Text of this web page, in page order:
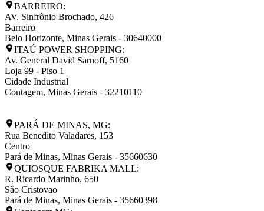
BARREIRO:
AV. Sinfrônio Brochado, 426
Barreiro
Belo Horizonte, Minas Gerais - 30640000
ITAÚ POWER SHOPPING:
Av. General David Sarnoff, 5160
Loja 99 - Piso 1
Cidade Industrial
Contagem, Minas Gerais - 32210110
PARÁ DE MINAS, MG:
Rua Benedito Valadares, 153
Centro
Pará de Minas, Minas Gerais - 35660630
QUIOSQUE FABRIKA MALL:
R. Ricardo Marinho, 650
São Cristovao
Pará de Minas, Minas Gerais - 35660398